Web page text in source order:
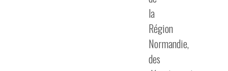
la
Région
Normandie,
des